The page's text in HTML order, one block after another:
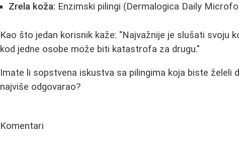
Zrela koža: Enzimski pilingi (Dermalogica Daily
Kao što jedan korisnik kaže: "Najvažnije je slušati svoju
kod jedne osobe može biti katastrofa za drugu."
Imate li sopstvena iskustva sa pilingima koja biste želeli
najviše odgovarao?
Komentari